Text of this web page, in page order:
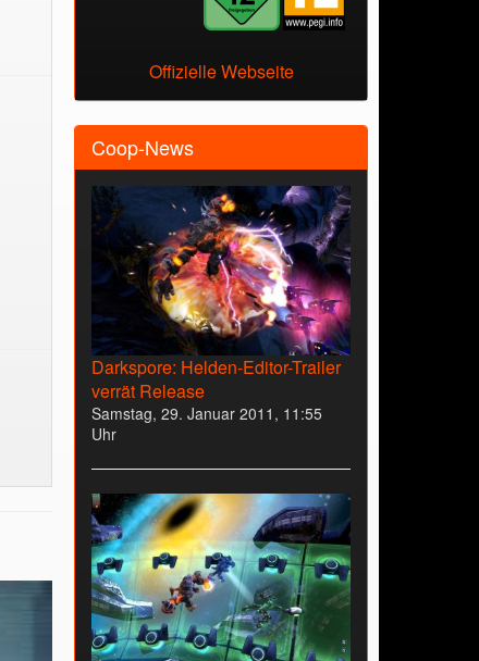
Offizielle Webseite
Coop-News
Darkspore: Helden-Editor-Trailer
verrät Release
Samstag, 29. Januar 2011, 11:55
Uhr